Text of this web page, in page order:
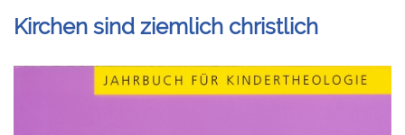
Kirchen sind ziemlich christlich